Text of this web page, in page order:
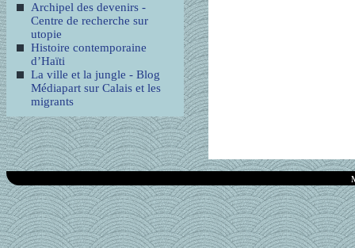
Archipel des devenirs -
Centre de recherche sur
utopie
Histoire contemporaine
d’Haïti
La ville et la jungle - Blog
Médiapart sur Calais et les
migrants